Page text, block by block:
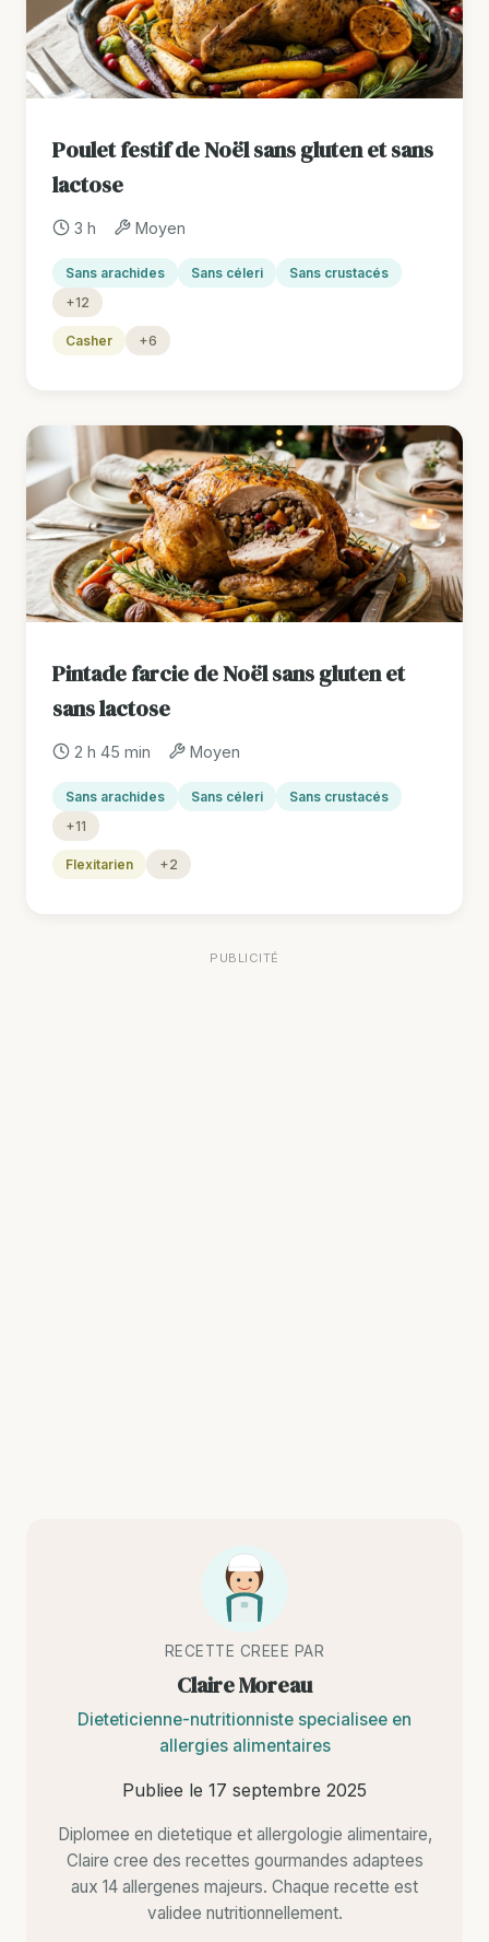
Poulet festif de Noël sans gluten et sans
lactose
3 h Moyen
Sans arachides Sans céleri
Sans crustacés
+12
Casher +6
Pintade farcie de Noël sans gluten et
sans lactose
2 h 45 min Moyen
Sans arachides Sans céleri
Sans crustacés
+11
Flexitarien +2
PUBLICITÉ
RECETTE CREEE PAR
Claire Moreau
Dieteticienne-nutritionniste specialisee en
allergies alimentaires
Publiee le 17 septembre 2025
Diplomee en dietetique et allergologie alimentaire,
Claire cree des recettes gourmandes adaptees
aux 14 allergenes majeurs. Chaque recette est
validee nutritionnellement.